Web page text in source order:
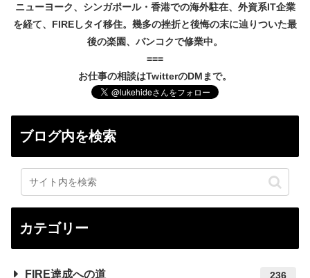
ニューヨーク、シンガポール・香港での海外駐在、外資系IT企業
を経て、FIREしタイ移住。幾多の挫折と後悔の末に辿りついた最
後の楽園、バンコクで修業中。
===
お仕事の相談はTwitterのDMまで。
ブログ内を検索
カテゴリー
FIRE達成への道 236